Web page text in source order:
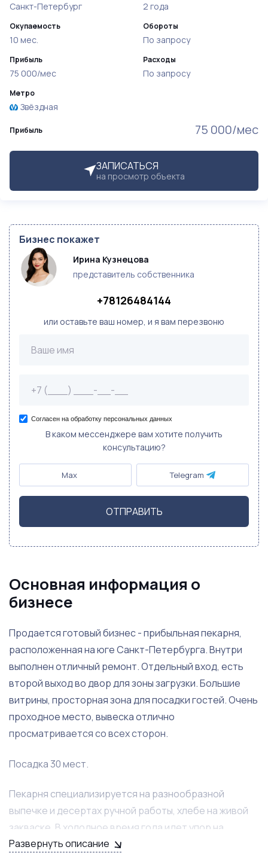
Прибыль 75 000/мес
ЗАПИСАТЬСЯ
на просмотр объекта
Санкт-Петербург
Окупаемость
10 мес.
Прибыль
75 000/мес
2 года
Обороты
По запросу
Расходы
По запросу
Метро
Звёздная
Бизнес покажет
Ирина Кузнецова
представитель собственника
+78126484144
или оставьте ваш номер, и я вам перезвоню
Согласен на обработку персональных данных
В каком мессенджере вам хотите получить
консультацию?
Max Telegram
ОТПРАВИТЬ
Основная информация о
бизнесе
Продается готовый бизнес - прибыльная пекарня,
расположенная на юге Санкт-Петербурга. Внутри
выполнен отличный ремонт. Отдельный вход, есть
второй выход во двор для зоны загрузки. Большие
витрины, просторная зона для посадки гостей. Очень
проходное место, вывеска отлично
просматривается со всех сторон.
Посадка 30 мест.
Пекарня специализируется на разнообразной
выпечке и десертах ручной работы, хлебе на живой
закваске. В холодное время года идет упор на
горячие напитки, в теплый сезон хорошо продаются
Развернуть описание